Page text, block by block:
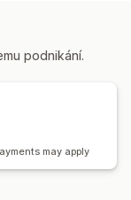
Slevy
podnikání.
may apply